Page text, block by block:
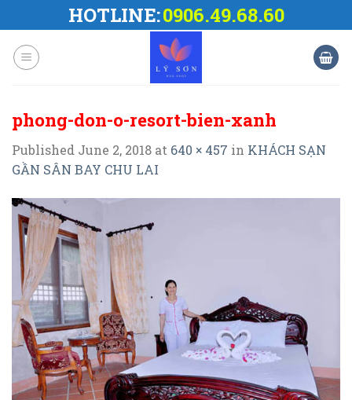
to
content
HOTLINE:0906.49.68.60
phong-don-o-resort-bien-xanh
Published June 2, 2018 at 640 × 457 in KHÁCH SẠN
GẦN SÂN BAY CHU LAI